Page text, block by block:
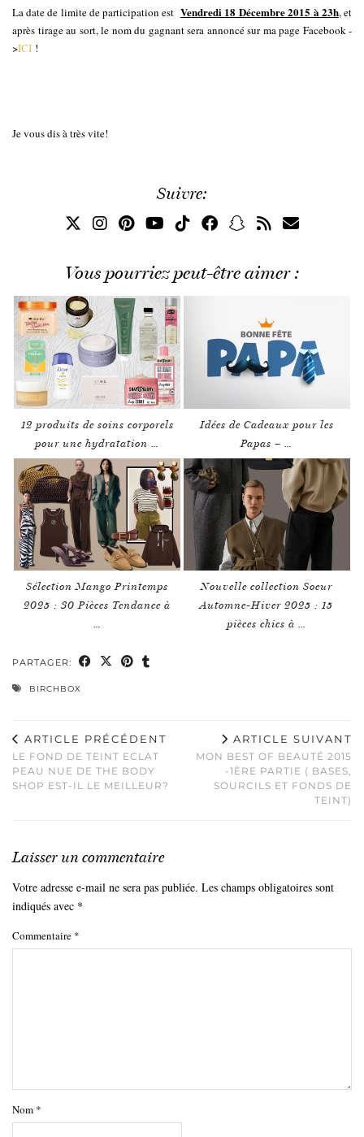
La date de limite de participation est Vendredi 18 Décembre 2015 à 23h, et
après tirage au sort, le nom du gagnant sera annoncé sur ma page Facebook -
>ICI !
Je vous dis à très vite!
Suivre:
Vous pourriez peut-être aimer :
12 produits de soins corporels
pour une hydratation …
Idées de Cadeaux pour les
Papas – …
Sélection Mango Printemps
2025 : 30 Pièces Tendance à
…
Nouvelle collection Soeur
Automne-Hiver 2025 : 15
pièces chics à …
PARTAGER:
BIRCHBOX
ARTICLE PRÉCÉDENT
LE FOND DE TEINT ECLAT
PEAU NUE DE THE BODY
SHOP EST-IL LE MEILLEUR?
ARTICLE SUIVANT
MON BEST OF BEAUTÉ 2015
-1ÈRE PARTIE ( BASES,
SOURCILS ET FONDS DE
TEINT)
Laisser un commentaire
Votre adresse e-mail ne sera pas publiée. Les champs obligatoires sont
indiqués avec *
Commentaire *
Nom *